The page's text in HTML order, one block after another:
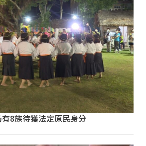
8族待獲法定原民身分